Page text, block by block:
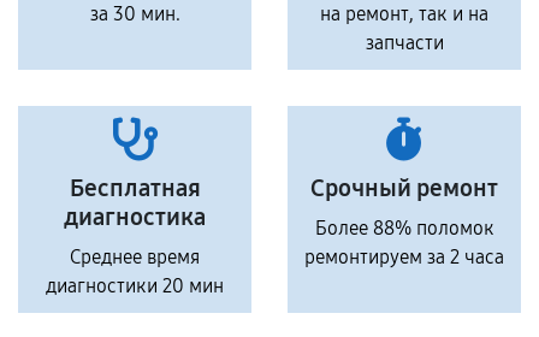
за 30 мин.
на ремонт, так и на
запчасти
Бесплатная
диагностика
Среднее время
диагностики 20 мин
Срочный ремонт
Более 88% поломок
ремонтируем за 2 часа